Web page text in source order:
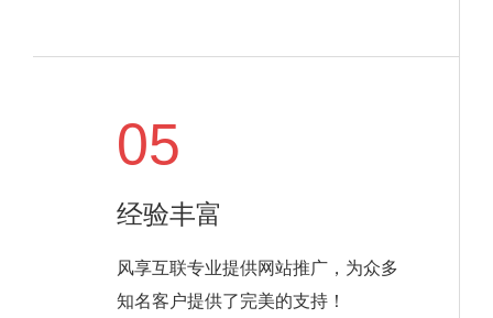
05
经验丰富
风享互联专业提供网站推广，为众多
知名客户提供了完美的支持！